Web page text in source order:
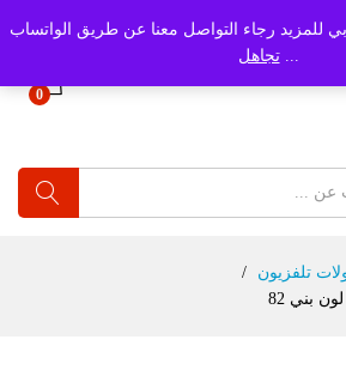
للمزيد رجاء التواصل معنا عن طريق الواتساب
...تجاهل
0
تلفزيون
/
بني 82